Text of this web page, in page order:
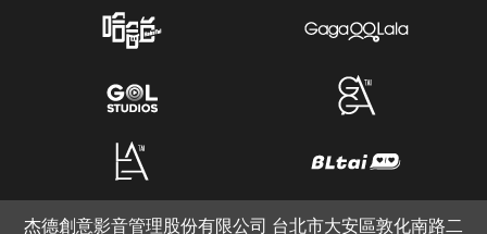
杰德創意影音管理股份有限公司 台北市大安區敦化南路二